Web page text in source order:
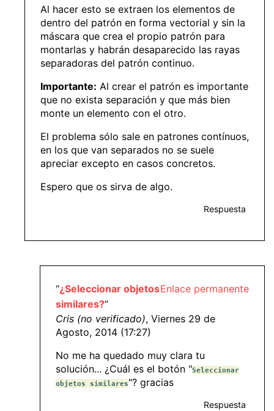
Al hacer esto se extraen los elementos de
dentro del patrón en forma vectorial y sin la
máscara que crea el propio patrón para
montarlas y habrán desaparecido las rayas
separadoras del patrón continuo.
Importante: Al crear el patrón es importante
que no exista separación y que más bien
monte un elemento con el otro.
El problema sólo sale en patrones contínuos,
en los que van separados no se suele
apreciar excepto en casos concretos.
Espero que os sirva de algo.
Respuesta
Enlace permanente
“¿Seleccionar objetos
similares?”
Cris (no verificado), Viernes 29 de
Agosto, 2014 (17:27)
No me ha quedado muy clara tu
solución... ¿Cuál es el botón "Seleccionar
objetos similares"? gracias
Respuesta